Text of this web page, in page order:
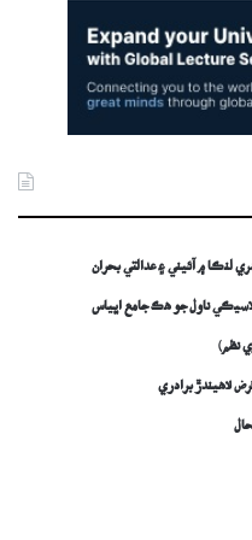
۾ آئيني ۽ عدالتي بحران
ناول جو هڪ جامع اڀياس
نظم)
لاھيندڙ برادري